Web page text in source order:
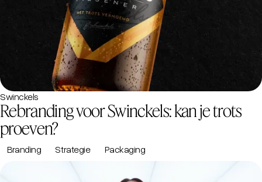
Swinckels
Rebranding voor Swinckels: kan je trots
proeven?
Branding Strategie Packaging